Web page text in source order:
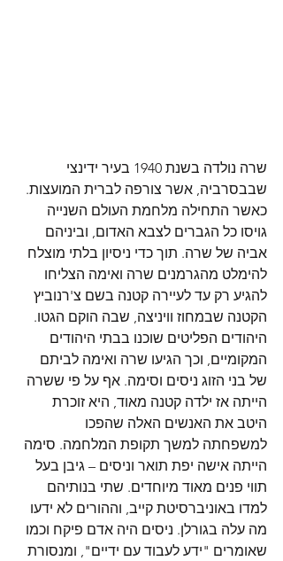
שרה נולדה בשנת 1940 בעיר ידינצי
שבבסרביה, אשר צורפה לברית המועצות.
כאשר התחילה מלחמת העולם השנייה
גויסו כל הגברים לצבא האדום, וביניהם
אביה של שרה. תוך כדי ניסיון בלתי מוצלח
להימלט מהגרמנים שרה ואימה הצליחו
להגיע רק עד לעיירה קטנה בשם צ'רנוביץ
הקטנה שבמחוז וויניצה, שבה הוקם הגטו.
היהודים הפליטים שוכנו בבתי היהודים
המקומיים, וכך הגיעו שרה ואימה לביתם
של בני הזוג ניסים וסימה. אף על פי ששרה
הייתה אז ילדה קטנה מאוד, היא זוכרת
היטב את האנשים האלה שהפכו
למשפחתה למשך תקופת המלחמה. סימה
הייתה אישה יפת תואר וניסים – גיבן בעל
תווי פנים מאוד מיוחדים. שתי בנותיהם
למדו באוניברסיטת קייב, וההורים לא ידעו
מה עלה בגורלן. ניסים היה אדם פיקח וכמו
שאומרים "ידע לעבוד עם ידיים", ומנסורת